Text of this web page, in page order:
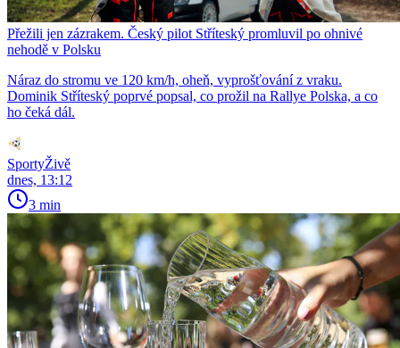
Přežili jen zázrakem. Český pilot Stříteský promluvil po ohnivé
nehodě v Polsku
Náraz do stromu ve 120 km/h, oheň, vyprošťování z vraku.
Dominik Stříteský poprvé popsal, co prožil na Rallye Polska, a co
ho čeká dál.
SportyŽivě
dnes, 13:12
3 min